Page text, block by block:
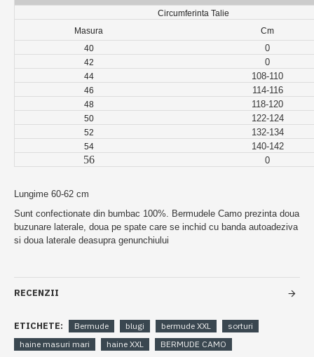
Circumferinta Talie
Masura
Cm
40
0
42 0
44 108-110
46 114-116
48 118-120
50 122-124
52 132-134
54 140-142
56 0
Lungime 60-62 cm
Sunt confectionate din bumbac 100%. Bermudele Camo prezinta doua
buzunare laterale, doua pe spate care se inchid cu banda autoadeziva
si doua laterale deasupra genunchiului
RECENZII
ETICHETE: Bermude blugi bermude XXL
sorturi
haine masuri mari
haine XXL BERMUDE CAMO